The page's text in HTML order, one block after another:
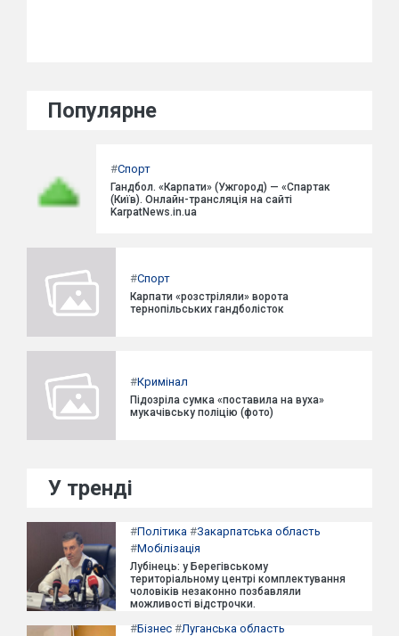
Популярне
#Спорт
Гандбол. «Карпати» (Ужгород) — «Спартак
(Київ). Онлайн-трансляція на сайті
KarpatNews.in.ua
#Спорт
Карпати «розстріляли» ворота
тернопільських гандболісток
#Кримінал
Підозріла сумка «поставила на вуха»
мукачівську поліцію (фото)
У тренді
#Політика #Закарпатська область
#Мобілізація
Лубінець: у Берегівському
територіальному центрі комплектування
чоловіків незаконно позбавляли
можливості відстрочки.
#Бізнес #Луганська область